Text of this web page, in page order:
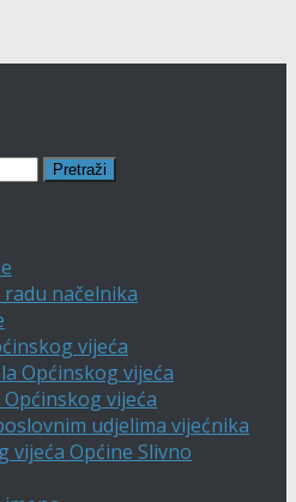
radu načelnika
vijeća
Općinskog vijeća
vijeća
udjelima vijećnika
vijeća Općine Slivno